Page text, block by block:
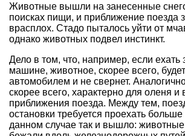
Животные вышли на занесенные
поисках пищи, и приближение поезда
врасплох. Стадо пыталось уйти от
однако животных подвел инстинкт.
Дело в том, что, например, если ехать
машине, животное, скорее всего,
автомобилем и не свернет.
скорее всего, характерно для оленя и
приближения поезда. Между тем,
остановки требуется проехать
данном случае так и вышло: животные